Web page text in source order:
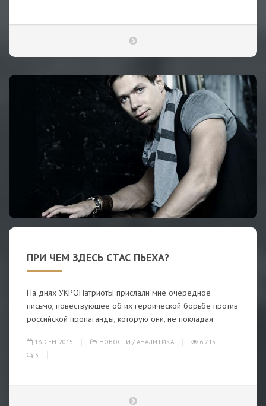
ПРИ ЧЕМ ЗДЕСЬ СТАС ПЬЕХА?
На днях УКРОПатриотЫ прислали мне очередное
письмо, повествующее об их героической борьбе против
российской пропаганды, которую они, не покладая
18-СЕН-2015 НОВОСТИ / АНАЛИТИКА
6 713
3